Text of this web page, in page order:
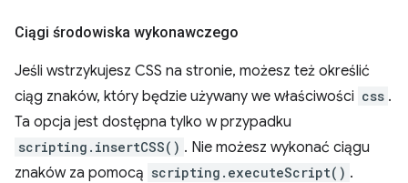
Ciągi środowiska wykonawczego
Jeśli wstrzykujesz CSS na stronie, możesz też określić
ciąg znaków, który będzie używany we właściwości css .
Ta opcja jest dostępna tylko w przypadku
scripting.insertCSS() . Nie możesz wykonać ciągu
znaków za pomocą scripting.executeScript() .